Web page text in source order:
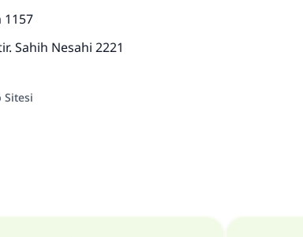
1157
Sahih Nesahi 2221
Sitesi